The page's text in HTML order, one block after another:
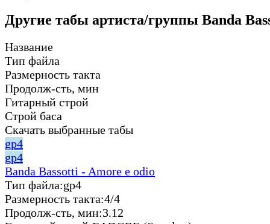
Другие табы артиста/группы Banda
Название
Тип файла
Размерность такта
Продолж-сть, мин
Гитарный строй
Строй баса
Скачать выбранные табы
gp4
gp4
Banda Bassotti - Amore e odio
Тип файла:gp4
Размерность такта:4/4
Продолж-сть, мин:3.12